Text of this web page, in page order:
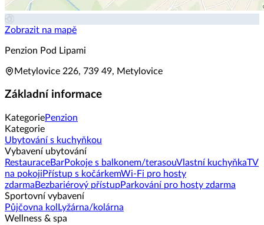
Zobrazit na mapě
Penzion Pod Lipami
Metylovice 226, 739 49, Metylovice
Základní informace
KategoriePenzion
Kategorie
Ubytování s kuchyňkou
Vybavení ubytování
RestauraceBarPokoje s balkonem/terasouVlastní kuchyňkaTV
na pokoji Přístup s kočárkemWi-Fi pro hosty
zdarma Bezbariérový přístupParkování pro hosty zdarma
Sportovní vybavení
Půjčovna kol Lyžárna/kolárna
Wellness & spa